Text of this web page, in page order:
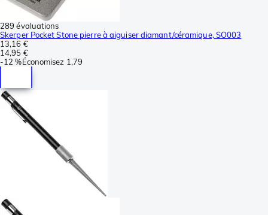
289 évaluations
Skerper Pocket Stone pierre à aiguiser diamant/céramique, SO003
13,16 €
14,95 €
-12 %Économisez 1,79